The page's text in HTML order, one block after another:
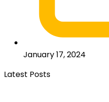
January 17, 2024
Latest Posts